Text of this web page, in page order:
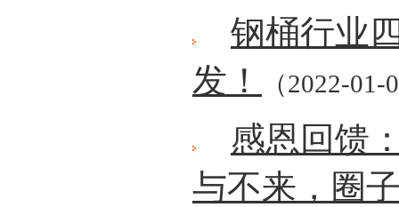
钢桶行业
发！
（2022-01-
感恩回馈
与不来，圈